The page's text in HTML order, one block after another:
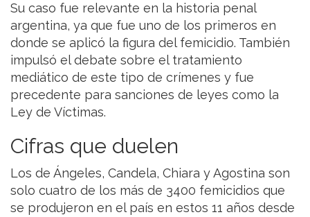
Su caso fue relevante en la historia penal
argentina, ya que fue uno de los primeros en
donde se aplicó la figura del femicidio. También
impulsó el debate sobre el tratamiento
mediático de este tipo de crímenes y fue
precedente para sanciones de leyes como la
Ley de Víctimas.
Cifras que duelen
Los de Ángeles, Candela, Chiara y Agostina son
solo cuatro de los más de 3400 femicidios que
se produjeron en el país en estos 11 años desde